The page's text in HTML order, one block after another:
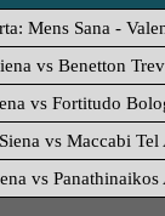
Mens Sana -
vs Benetton
vs Fortitudo
vs Maccabi
vs